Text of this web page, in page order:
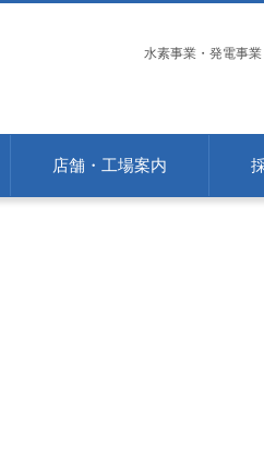
水素事業・発電事
店舗・工場案内